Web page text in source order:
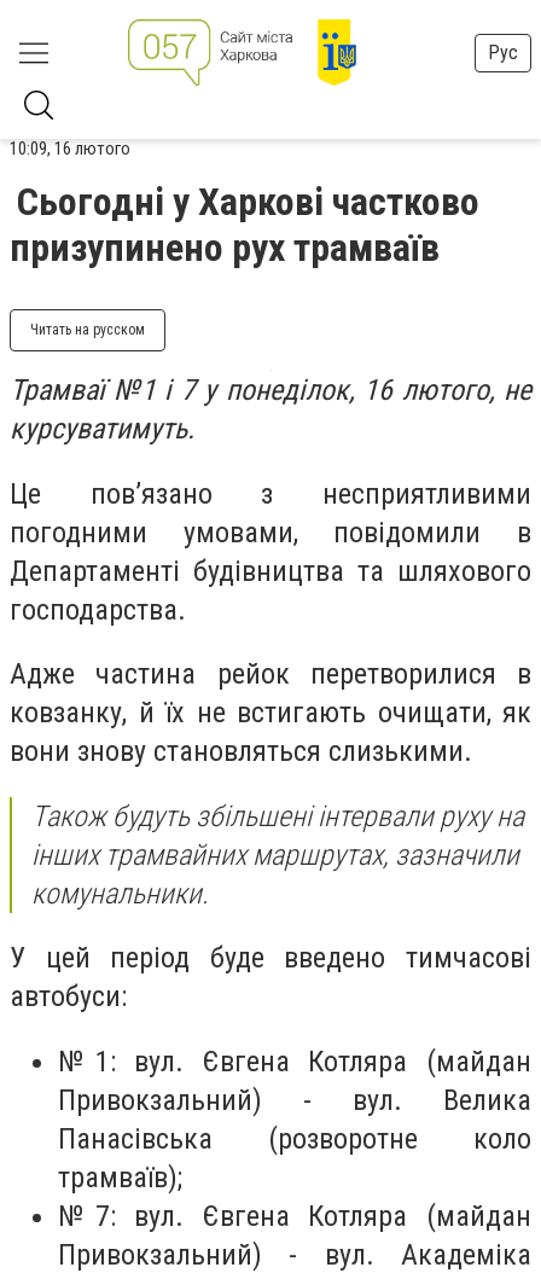
Рус
10:09, 16 лютого
Сьогодні у Харкові частково
призупинено рух трамваїв
Читать на русском
Трамваї №1 і 7 у понеділок, 16 лютого, не
курсуватимуть.
Це пов’язано з несприятливими
погодними умовами, повідомили в
Департаменті будівництва та шляхового
господарства.
Адже частина рейок перетворилися в
ковзанку, й їх не встигають очищати, як
вони знову становляться слизькими.
Також будуть збільшені інтервали руху на
інших трамвайних маршрутах, зазначили
комунальники.
У цей період буде введено тимчасові
автобуси:
№1: вул. Євгена Котляра (майдан
Привокзальний) - вул. Велика
Панасівська (розворотне коло
трамваїв);
№7: вул. Євгена Котляра (майдан
Привокзальний) - вул. Академіка